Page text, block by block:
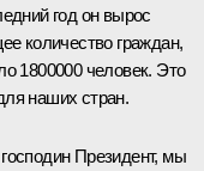
год он вырос
количество граждан,
1800000 человек. Это
наших стран.
Президент, мы